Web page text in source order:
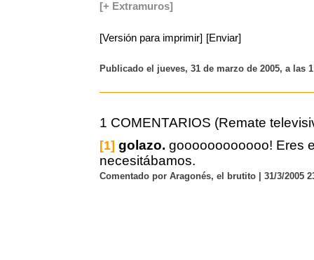
[+ Extramuros]
[Versión para imprimir] [Enviar]
Publicado el jueves, 31 de marzo de 2005, a las
1 COMENTARIOS (Remate
[1] golazo. goooooooooooo! Eres
necesitábamos.
Comentado por Aragonés, el brutito | 31/3/2005